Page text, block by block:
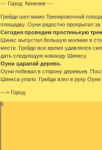
--- Город Кенелев ---
Грейди шел мимо Тренировочной
площадку. Оуни радостно пропрыгал за
Сегодня проведем простенькую
Шинкс выпустил большую молнию в
месте. Грейди все время удивлялся
дать следующую команду Шинксу.
Оуни царапай дерево.
Оуни побежал в сторону деревьев.
Шинкса упало. Грейди взял в руку
---> Город
0